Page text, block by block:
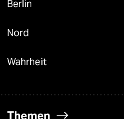
Berlin
Nord
Wahrheit
Themen